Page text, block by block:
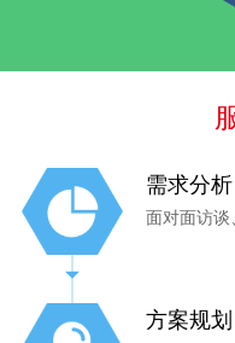
需求分析
面对面访谈
方案规划